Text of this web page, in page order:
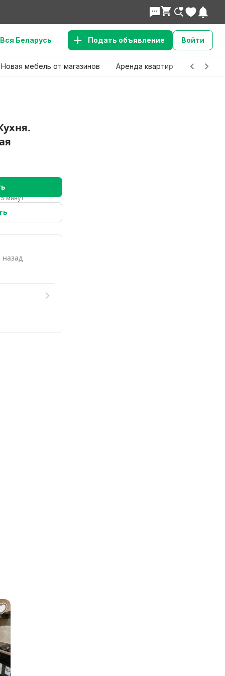
Вся Беларусь Подать объявление Войти
Новая мебель от магазинов Аренда квартир Детские
минут
назад